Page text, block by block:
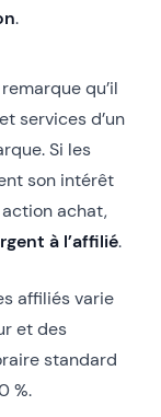
.
qu’il
services d’un
Si les
son intérêt
achat,
à l’affilié.
affiliés varie
et des
standard
%.